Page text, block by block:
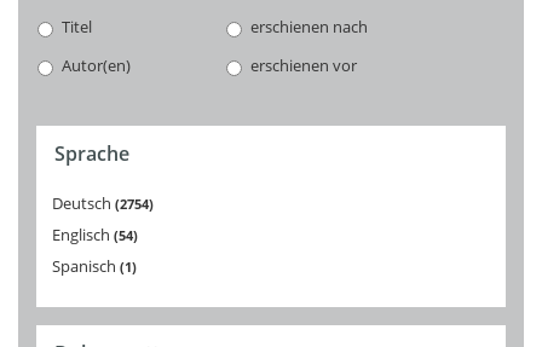
Titel
erschienen nach
Autor(en)
erschienen vor
Sprache
Deutsch 2754
Englisch 54
Spanisch 1